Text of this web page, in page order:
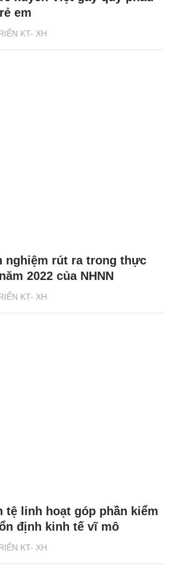
KT- XH
em
KT- XH
nghiệm rút ra trong thực
2022 của NHNN
KT- XH
tệ linh hoạt góp phần kiểm
định kinh tế vĩ mô